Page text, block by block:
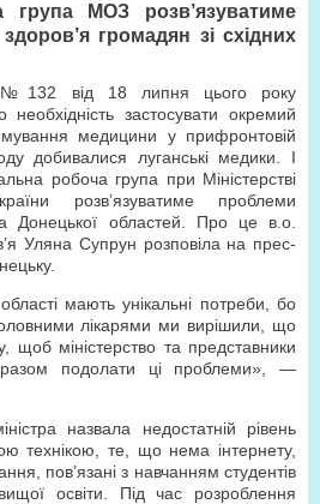
група МОЗ розв’язуватиме
громадян зі східних
№132 від 18 липня цього року
застосувати окремий
медицини у прифронтовій
добивалися луганські медики. І
робоча група при Міністерстві
розв’язуватиме проблеми
Донецької областей. Про це в.о.
Уляна Супрун розповіла на прес-
мають унікальні потреби, бо
лікарями ми вирішили, що
щоб міністерство та представники
подолати ці проблеми», —
назвала недостатній рівень
технікою, те, що нема інтернету,
пов’язані з навчанням студентів
освіти. Під час розроблення